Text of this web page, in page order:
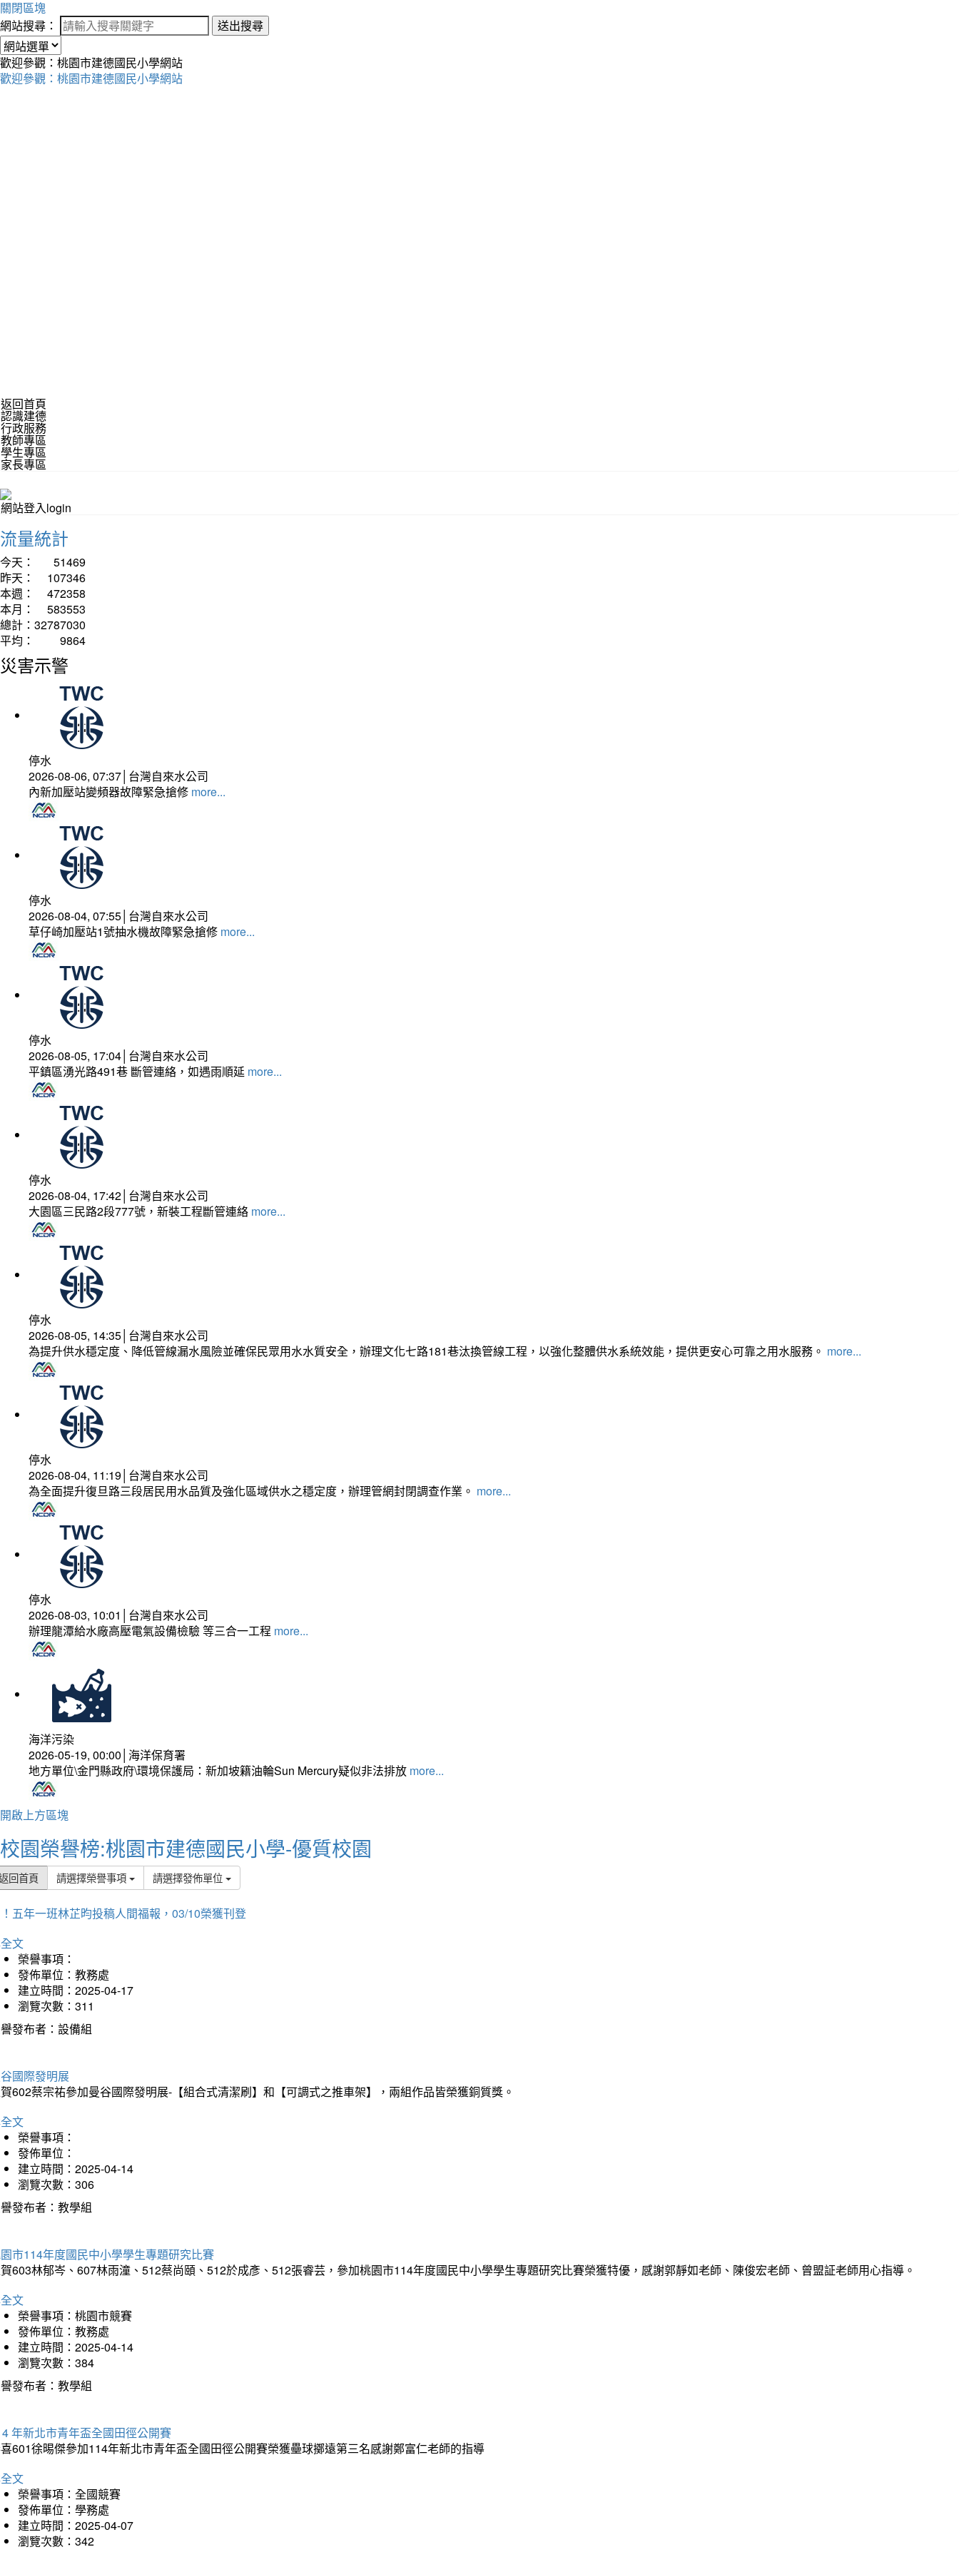
關閉區塊
網站搜尋：
送出搜尋
歡迎參觀：桃園市建德國民小學網站
歡迎參觀：桃園市建德國民小學網站
返回首頁
認識建德
行政服務
教師專區
學生專區
家長專區
網站登入login
流量統計
今天：
51469
昨天：
107346
本週：
472358
本月：
583553
總計： 32787030
平均：
9864
災害示警
停水
2026-08-06, 07:37│台灣自來水公司
內新加壓站變頻器故障緊急搶修 more...
停水
2026-08-04, 07:55│台灣自來水公司
草仔崎加壓站1號抽水機故障緊急搶修 more...
停水
2026-08-05, 17:04│台灣自來水公司
平鎮區湧光路491巷 斷管連絡，如遇雨順延 more...
停水
2026-08-04, 17:42│台灣自來水公司
大園區三民路2段777號，新裝工程斷管連絡 more...
停水
2026-08-05, 14:35│台灣自來水公司
為提升供水穩定度、降低管線漏水風險並確保民眾用水水質安全，辦理文化七路181巷汰換管線工程，以強化整體供水系統效能，提供更安心可靠之用水服務。 more...
停水
2026-08-04, 11:19│台灣自來水公司
為全面提升復旦路三段居民用水品質及強化區域供水之穩定度，辦理管網封閉調查作業。 more...
停水
2026-08-03, 10:01│台灣自來水公司
辦理龍潭給水廠高壓電氣設備檢驗 等三合一工程 more...
海洋污染
2026-05-19, 00:00│海洋保育署
地方單位\金門縣政府\環境保護局：新加坡籍油輪Sun Mercury疑似非法排放 more...
開啟上方區塊
校園榮譽榜:桃園市建德國民小學-優質校園
回首頁 請選擇榮譽事項 請選擇發佈單位
五年一班林芷昀投稿人間福報，03/10榮獲刊登
文
榮譽事項：
發佈單位：教務處
建立時間：2025-04-17
瀏覽次數：311
發布者：設備組
國際發明展
602蔡宗祐參加曼谷國際發明展-【組合式清潔刷】和【可調式之推車架】，兩組作品皆榮獲銅質獎。
文
榮譽事項：
發佈單位：
建立時間：2025-04-14
瀏覽次數：306
發布者：教學組
市114年度國民中小學學生專題研究比賽
603林郁岑、607林雨潼、512蔡尚頤、512於成彥、512張睿芸，參加桃園市114年度國民中小學學生專題研究比賽榮獲特優，感謝郭靜如老師、陳俊宏老師、曾盟証老師用心指導。
文
榮譽事項：桃園市競賽
發佈單位：教務處
建立時間：2025-04-14
瀏覽次數：384
發布者：教學組
年新北市青年盃全國田徑公開賽
601徐晹傑參加114年新北市青年盃全國田徑公開賽榮獲壘球擲遠第三名感謝鄭富仁老師的指導
文
榮譽事項：全國競賽
發佈單位：學務處
建立時間：2025-04-07
瀏覽次數：342